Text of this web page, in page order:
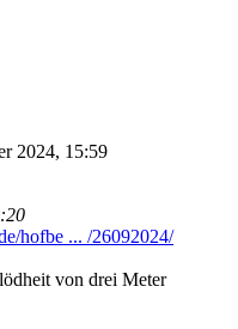
2024, 15:59
hofbe ... /26092024/
von drei Meter